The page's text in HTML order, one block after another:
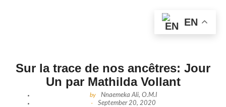
Sur la trace de nos ancêtres: Jour
Un par Mathilda Vollant
by Nnaemeka Ali, O.M.I
- September 20, 2020
EN